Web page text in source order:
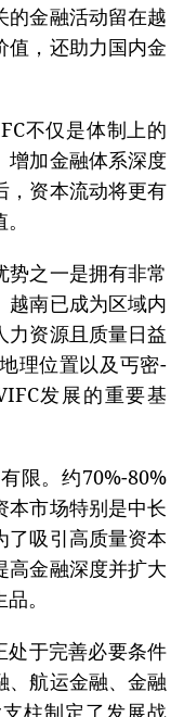
的金融活动留在越
值，还助力国内金
不仅是体制上的
增加金融体系深度
，资本流动将更有
势之一是拥有非常
越南已成为区域内
力资源且质量日益
理位置以及丐密-
发展的重要基
限。约70%-80%
本市场特别是中长
了吸引高质量资本
高金融深度并扩大
。
处于完善必要条件
、航运金融、金融